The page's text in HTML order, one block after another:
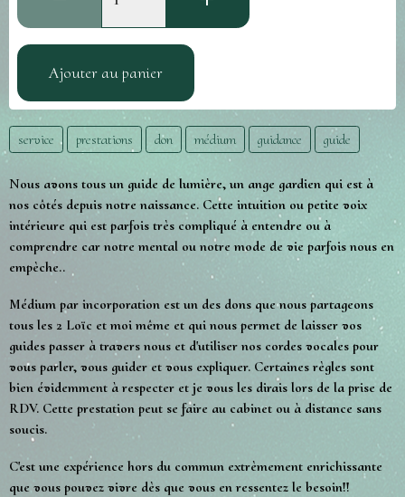
Ajouter au panier
service prestations don médium guidance guide
Nous avons tous un guide de lumière, un ange gardien qui est à
nos côtés depuis notre naissance. Cette intuition ou petite voix
intérieure qui est parfois très compliqué à entendre ou à
comprendre car notre mental ou notre mode de vie parfois nous en
empèche..
Médium par incorporation est un des dons que nous partageons
tous les 2 Loïc et moi même et qui nous permet de laisser vos
guides passer à travers nous et d'utiliser nos cordes vocales pour
vous parler, vous guider et vous expliquer. Certaines règles sont
bien évidemment à respecter et je vous les dirais lors de la prise de
RDV. Cette prestation peut se faire au cabinet ou à distance sans
soucis.
C'est une expérience hors du commun extrèmement enrichissante
que vous pouvez vivre dès que vous en ressentez le besoin!!